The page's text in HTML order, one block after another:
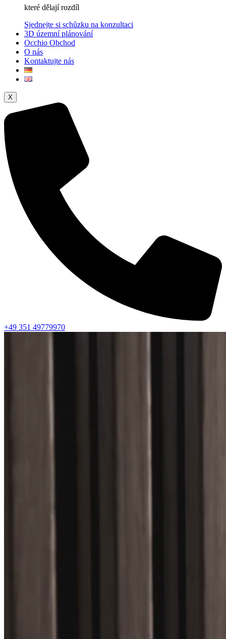
které dělají rozdíl
Sjednejte si schůzku na konzultaci
3D územní plánování
Occhio Obchod
O nás
Kontaktujte nás
X
+49 351 49779970